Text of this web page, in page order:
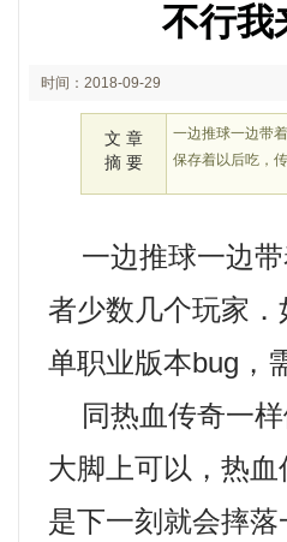
不行我
时间：2018-09-29
文 章
摘 要
一边推球一边带
保存着以后吃，
一边推球一边带
者少数几个玩家
单职业版本bug，
同热血传奇一样
大脚上可以，热
是下一刻就会摔